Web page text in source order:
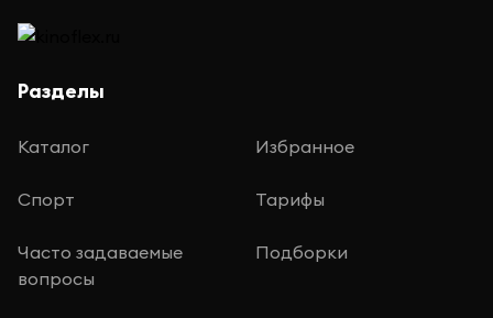
Разделы
Каталог Избранное
Спорт Тарифы
Часто задаваемые
вопросы
Подборки